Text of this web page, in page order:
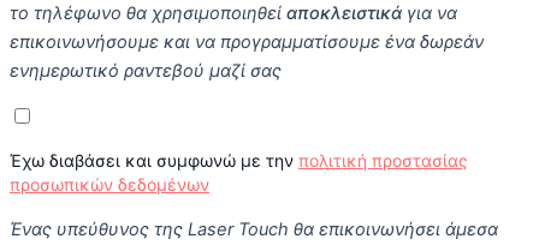
το τηλέφωνο θα χρησιμοποιηθεί αποκλειστικά για να
επικοινωνήσουμε και να προγραμματίσουμε ένα δωρεάν
ενημερωτικό ραντεβού μαζί σας
Έχω διαβάσει και συμφωνώ με την πολιτική προστασίας
προσωπικών δεδομένων
Ένας υπεύθυνος της Laser Touch θα επικοινωνήσει άμεσα